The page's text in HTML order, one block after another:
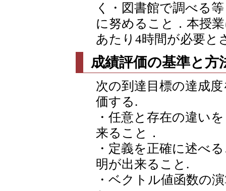
く・図書館で調べる
に努めること．本授
あたり4時間が必要と
成績評価の基準と方
次の到達目標の達成
価する.
・任意と存在の違い
来ること．
・定義を正確に述べ
明が出来ること.
・ベクトル値函数の